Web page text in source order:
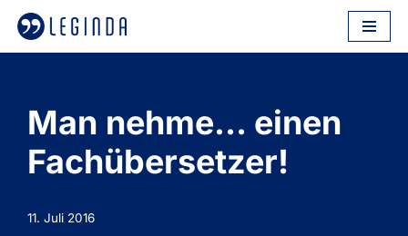
Zum
Man nehme… einen
Fachübersetzer!
11. Juli 2016